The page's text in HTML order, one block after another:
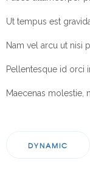
Ut tempus est
Nam vel arcu ut nisi
Pellentesque id orci
Maecenas molestie,
DYNAMIC